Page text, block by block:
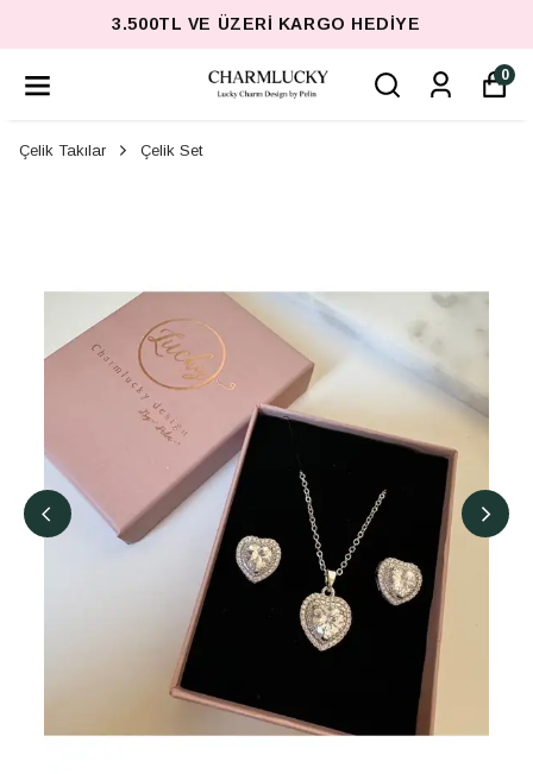
3.500TL VE ÜZERI KARGO HEDIYE
0
Çelik Takılar Çelik Set